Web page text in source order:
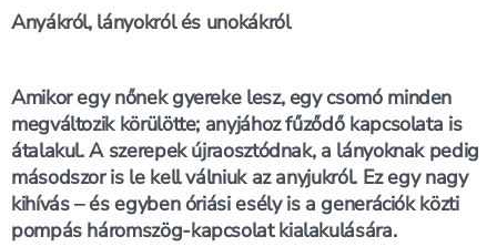
Anyákról, lányokról és unokákról
Amikor egy nőnek gyereke lesz, egy csomó minden
megváltozik körülötte; anyjához fűződő kapcsolata is
átalakul. A szerepek újraosztódnak, a lányoknak pedig
másodszor is le kell válniuk az anyjukról. Ez egy nagy
kihívás – és egyben óriási esély is a generációk közti
pompás háromszög-kapcsolat kialakulására.